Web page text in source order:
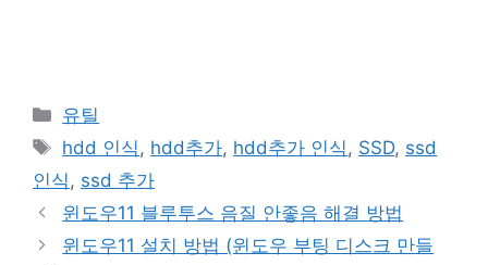
카
테
리
유틸
태
그
hdd 인식 , hdd추가, hdd추가 인식 , SSD, ssd
인식 , ssd 추가
윈도우11 블루투스 음질 안좋음 해결 방법
윈도우11 설치 방법 (윈도우 부팅 디스크 만들